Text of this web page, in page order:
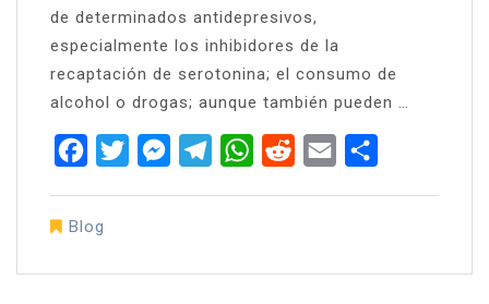
de determinados antidepresivos,
especialmente los inhibidores de la
recaptación de serotonina; el consumo de
alcohol o drogas; aunque también pueden …
FacebookTwitterMessenger
TelegramWhatsApp
RedditEmail
Blog